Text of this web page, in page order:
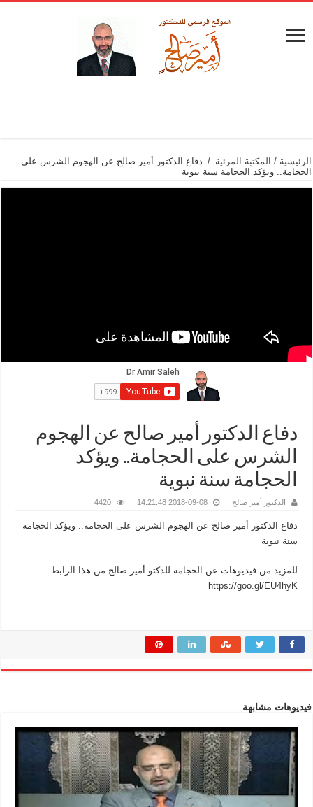
الرئيسية / المكتبة المرئية / دفاع الدكتور أمير صالح عن الهجوم الشرس على
الحجامة.. ويؤكد الحجامة سنة نبوية
دفاع الدكتور أمير صالح عن الهجوم
الشرس على الحجامة.. ويؤكد
الحجامة سنة نبوية
الدكتور أمير صالح 2018-09-08 14:21:48
4420
دفاع الدكتور أمير صالح عن الهجوم الشرس على الحجامة.. ويؤكد الحجامة
سنة نبوية
للمزيد من فيديوهات عن الحجامة للدكتو أمير صالح من هذا الرابط
https://goo.gl/EU4hyK
فيديوهات مشابهة